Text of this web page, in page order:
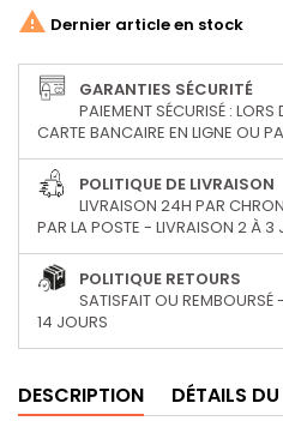
 Dernier article en stock
GARANTIES SÉCURITÉ
PAIEMENT SÉCURISÉ :
CARTE BANCAIRE EN LIGNE OU
POLITIQUE DE LIVRAISON
LIVRAISON 24H PAR
PAR LA POSTE - LIVRAISON 2 À 3
POLITIQUE RETOURS
SATISFAIT OU
14 JOURS
DESCRIPTION DÉTAILS